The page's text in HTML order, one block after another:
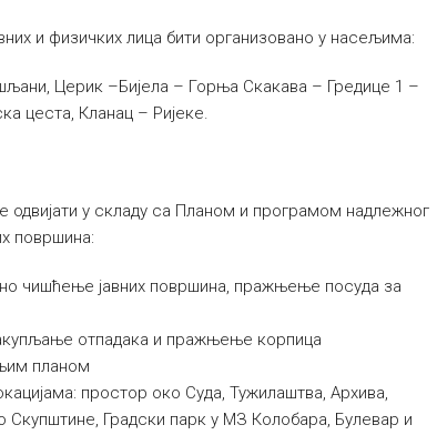
и физичких лица бити организовано у насељима:
Церик –Бијела – Горња Скакава – Гредице 1 –
цеста, Кланац – Ријеке.
одвијати у складу са Планом и програмом надлежног
површина:
чишћење јавних површина, пражњење посуда за
отпадака и пражњење корпица
планом
простор око Суда, Тужилаштва, Архива,
Скупштине, Градски парк у МЗ Колобара, Булевар и